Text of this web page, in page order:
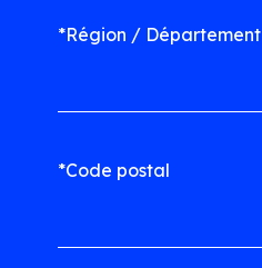
*Région / Département
*Code postal